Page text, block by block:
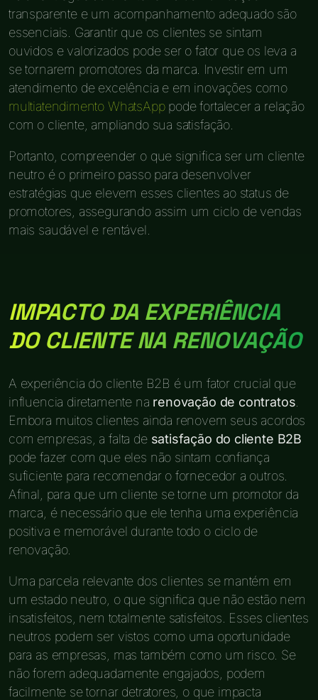
transparente e um acompanhamento adequado são
essenciais. Garantir que os clientes se sintam
ouvidos e valorizados pode ser o fator que os leva a
se tornarem promotores da marca. Investir em um
atendimento de excelência e em inovações como
multiatendimento WhatsApppode fortalecer a relação
com o cliente, ampliando sua satisfação.
Portanto, compreender o que significa ser um cliente
neutro é o primeiro passo para desenvolver
estratégias que elevem esses clientes ao status de
promotores, assegurando assim um ciclo de vendas
mais saudável e rentável.
IMPACTO DA EXPERIÊNCIA
DO CLIENTE NA RENOVAÇÃO
A experiência do cliente B2B é um fator crucial que
influencia diretamente na renovação de contratos
Embora muitos clientes ainda renovem seus acordos
com empresas, a falta de satisfação do cliente B2B
pode fazer com que eles não sintam confiança
suficiente para recomendar o fornecedor a outros.
Afinal, para que um cliente se torne um promotor da
marca, é necessário que ele tenha uma experiência
positiva e memorável durante todo o ciclo de
renovação.
Uma parcela relevante dos clientes se mantém em
um estado neutro, o que significa que não estão nem
insatisfeitos, nem totalmente satisfeitos. Esses clientes
neutros podem ser vistos como uma oportunidade
para as empresas, mas também como um risco. Se
não forem adequadamente engajados, podem
facilmente se tornar detratores, o que impacta